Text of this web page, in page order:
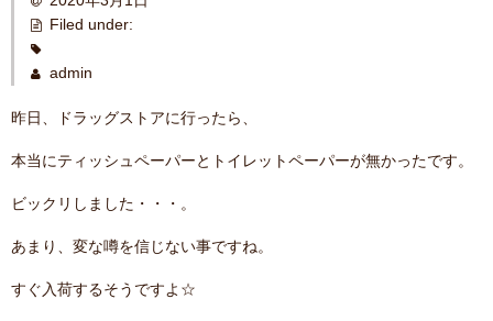
all item
member
blog
contact
Filed under:
admin
昨日、ドラッグストアに行ったら、
本当にティッシュペーパーとトイレットペーパーが無かったです。
ビックリしました・・・。
あまり、変な噂を信じない事ですね。
すぐ入荷するそうですよ☆